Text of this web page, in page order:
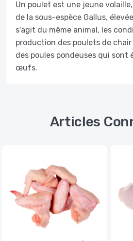
Un poulet est une jeune
de la sous-espèce Gallus,
s'agit du même animal, les
production des poulets de
des poules pondeuses qui sont
œufs.
Articles